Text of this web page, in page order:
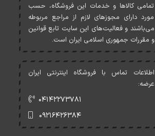
تمامی کالاها و خدمات اين فروشگاه، حسب
مورد دارای مجوزهای لازم از مراجع مربوطه
می‌باشند و فعاليت‌های اين سايت تابع قوانين
و مقررات جمهوری اسلامی ايران است.
اطلاعات تماس با فروشگاه اینترنتی ایران
عرضه:
۰۴۱۴۲۲۷۳۷۸۱
۰۹۲۱۶۴۲۶۳۸۴